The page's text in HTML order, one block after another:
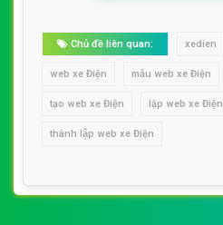
Chủ đề liên quan: xedien
web xe Điện mẫu web xe Điện
tạo web xe Điện lập web xe Điện
thành lập web xe Điện